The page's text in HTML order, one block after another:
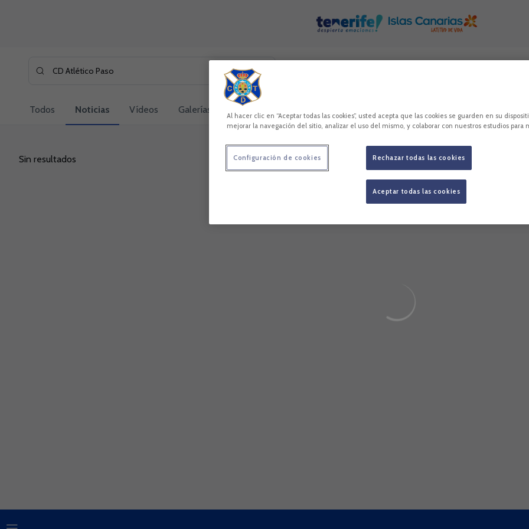
Introduce tu búsqueda, espera unos instantes y te mostraremos contenidos relacionados con esta. Mínimo tres caracteres.
Todos Noticias Vídeos Galerías Jugadores
Sin resultados
Al hacer clic en “Aceptar todas las cookies”, usted acepta que las cookies se guarden en su
mejorar la navegación del sitio, analizar el uso del mismo, y colaborar con nuestros estudios para
Rechazar todas las cookies
Aceptar todas las cookies
Configuración de cookies